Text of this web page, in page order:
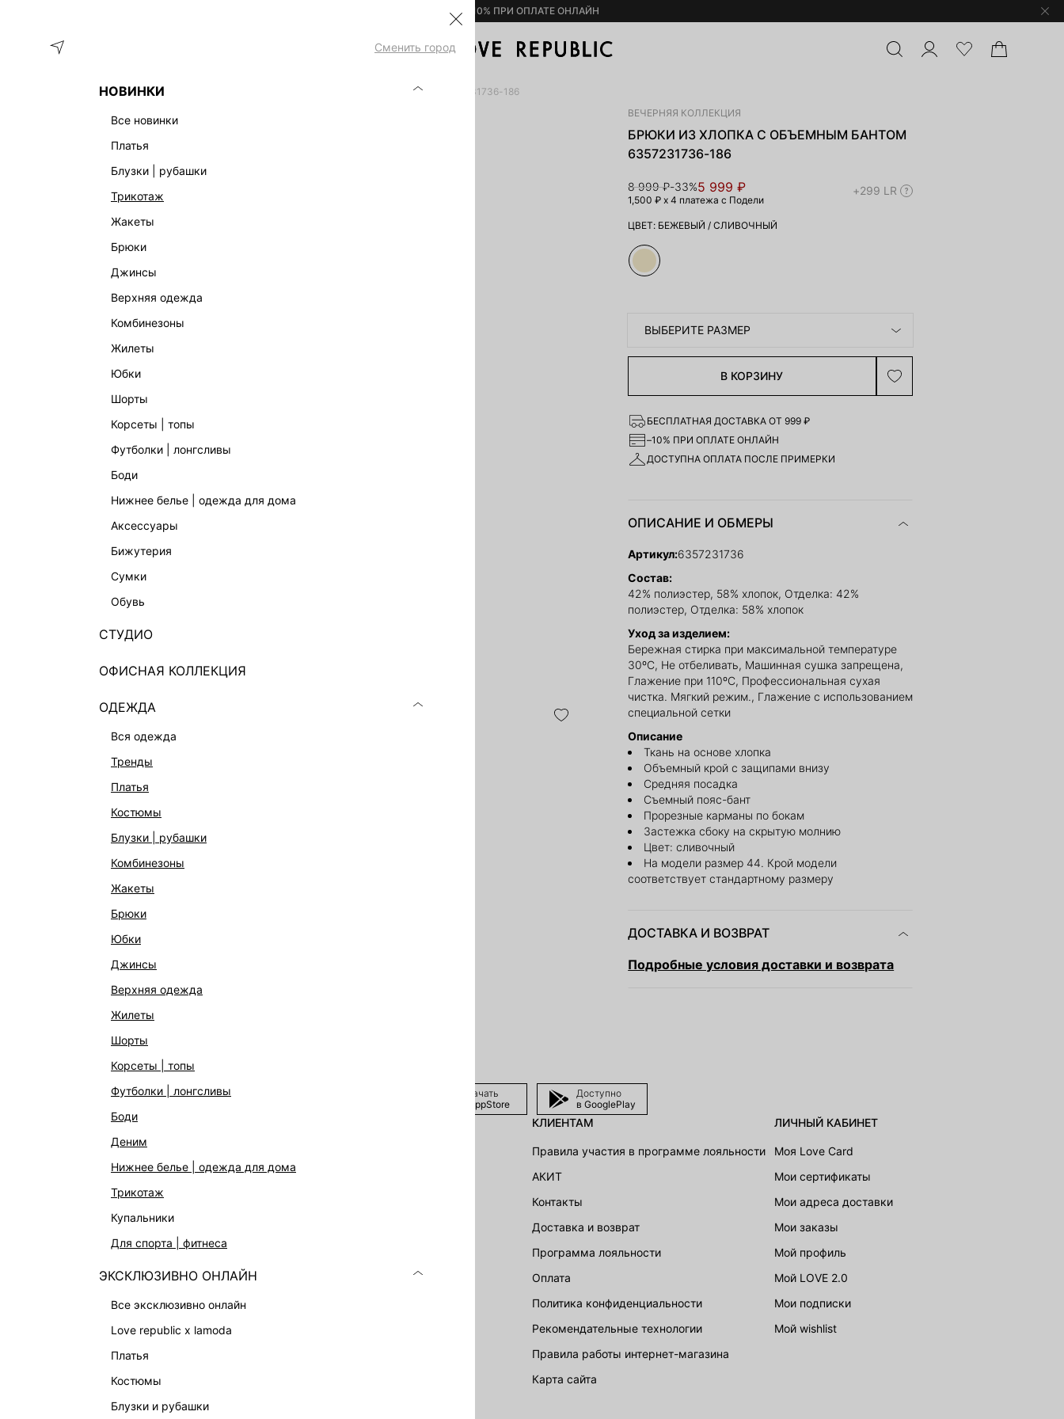
– 10% ПРИ ОПЛАТЕ ОНЛАЙН
Сменить город
НОВИНКИ
все новинки
платья
блузки | рубашки
трикотаж
жакеты
брюки
джинсы
верхняя одежда
комбинезоны
жилеты
юбки
шорты
корсеты | топы
футболки | лонгсливы
боди
нижнее белье | одежда для дома
аксессуары
бижутерия
сумки
обувь
СТУДИО
ОФИСНАЯ КОЛЛЕКЦИЯ
ОДЕЖДА
вся одежда
тренды
платья
костюмы
блузки | рубашки
комбинезоны
жакеты
брюки
юбки
джинсы
верхняя одежда
жилеты
шорты
корсеты | топы
футболки | лонгсливы
боди
деним
нижнее белье | одежда для дома
трикотаж
купальники
для спорта | фитнеса
ЭКСКЛЮЗИВНО ОНЛАЙН
все эксклюзивно онлайн
love republic x lamoda
платья
костюмы
блузки и рубашки
ОДЕЖДА
БРЮКИ ИЗ ХЛОПКА С ОБЪЕМНЫМ БАНТОМ 6357231736-186
ВЕЧЕРНЯЯ КОЛЛЕКЦИЯ
БРЮКИ ИЗ ХЛОПКА С ОБЪЕМНЫМ БАНТОМ
6357231736-186
8 999 ₽-33%5 999 ₽
1,500 ₽ x 4 платежа с Подели
+299 LR
ЦВЕТ: БЕЖЕВЫЙ /СЛИВОЧНЫЙ
ВЫБЕРИТЕ РАЗМЕР
В КОРЗИНУ
БЕСПЛАТНАЯ ДОСТАВКА ОТ 999 ₽
–10% ПРИ ОПЛАТЕ ОНЛАЙН
ДОСТУПНА ОПЛАТА ПОСЛЕ ПРИМЕРКИ
ОПИСАНИЕ И ОБМЕРЫ
Артикул:6357231736
Состав:
42% полиэстер, 58% хлопок, Отделка: 42%
полиэстер, Отделка: 58% хлопок
Уход за изделием:
Бережная стирка при максимальной температуре
30ºС, Не отбеливать, Машинная сушка запрещена,
Глажение при 110ºС, Профессиональная сухая
чистка. Мягкий режим., Глажение с использованием
специальной сетки
Описание
Ткань на основе хлопка
Объемный крой с защипами внизу
Средняя посадка
Съемный пояс-бант
Прорезные карманы по бокам
Застежка сбоку на скрытую молнию
Цвет: сливочный
На модели размер 44. Крой модели
соответствует стандартному размеру
ДОСТАВКА И ВОЗВРАТ
Подробные условия доставки и возврата
Скачать
в AppStore
Доступно
в GooglePlay
ОФИСНАЯ КОЛЛЕКЦИЯ
ЭКСКЛЮЗИВНО ОНЛАЙН
АКСЕССУАРЫ | УКРАШЕНИЯ
ФИНАЛЬНАЯ РАСПРОДАЖА
ПОДАРОЧНЫЕ СЕРТИФИКАТЫ
КЛИЕНТАМ
Правила участия в программе лояльности
АКИТ
Контакты
Доставка и возврат
Программа лояльности
Оплата
Политика конфиденциальности
Рекомендательные технологии
Правила работы интернет-магазина
карта сайта
ЛИЧНЫЙ КАБИНЕТ
Моя Love Card
Мои сертификаты
Мои адреса доставки
Мои заказы
Мой профиль
Мой LOVE 2.0
Мои подписки
Мой wishlist